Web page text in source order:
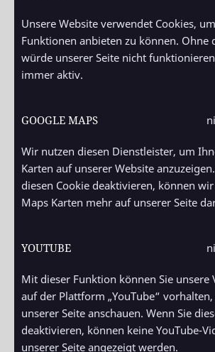
Unsere Website verwendet Cookies,
Funktionen anbieten zu können. Ohne
würde unserer Seite nicht
immer aktiv.
GOOGLE MAPS
Wir nutzen diesen Dienstleister, um
Karten auf unserer Website
diesen Cookie deaktivieren, können
Maps Karten mehr auf unserer Seite
YOUTUBE
Mit dieser Funktion können Sie unsere
auf der Plattform „YouTube“
unserer Seite anschauen. Wenn Sie
deaktivieren, können keine YouTube-
unserer Seite angezeigt werden.